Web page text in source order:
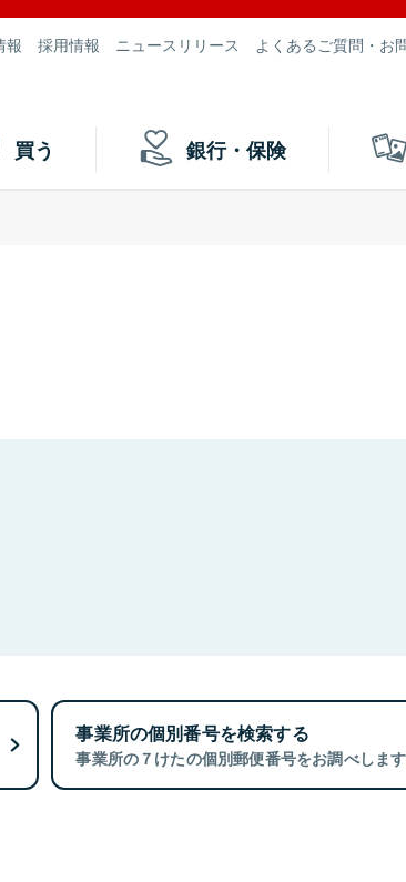
報 採用情報 ニュースリリース よくあるご質問・お
買う 銀行・保険
事業所の個別番号を検索する
事業所の７けたの個別郵便番号をお調べします